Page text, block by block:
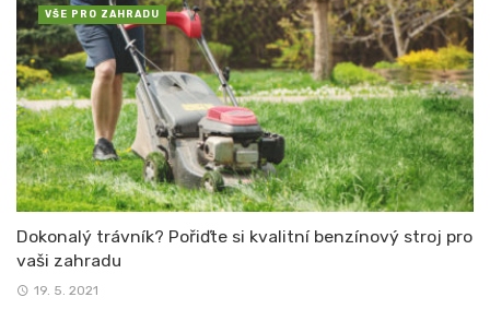
Dokonalý trávník? Pořiďte si kvalitní benzínový stroj pro
vaši zahradu
19. 5. 2021
VŠE PRO ZAHRADU